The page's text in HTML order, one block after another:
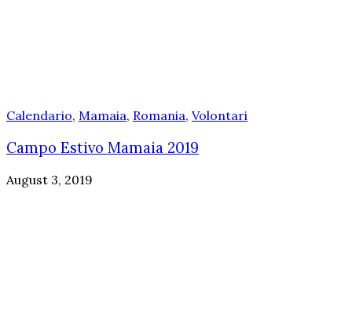
Calendario, Mamaia, Romania, Volontari
Campo Estivo Mamaia 2019
August 3, 2019